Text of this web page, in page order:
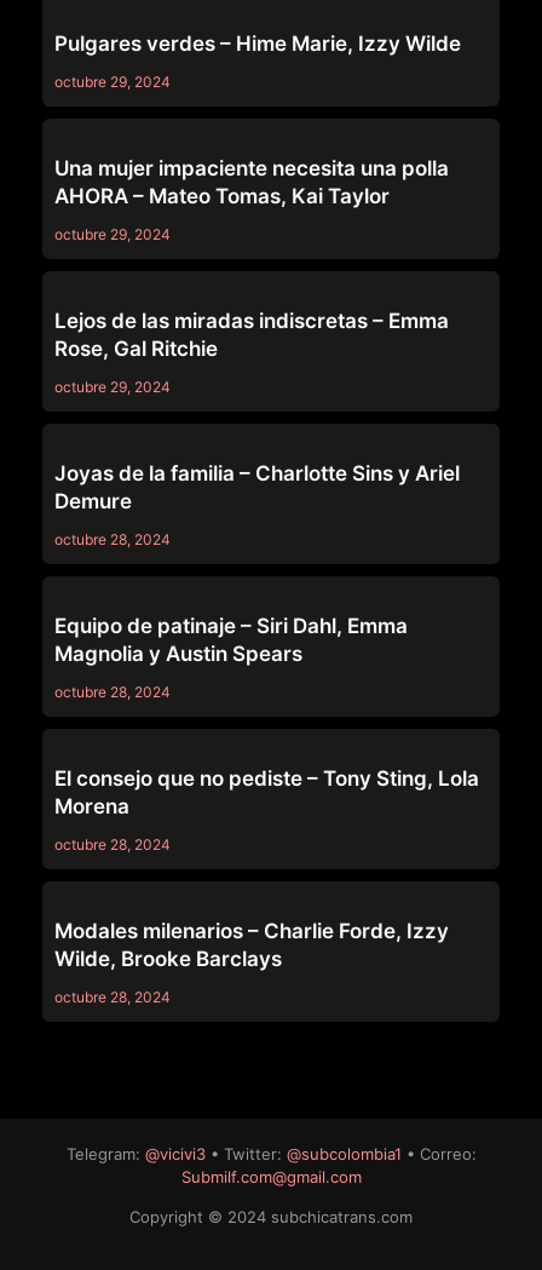
Pulgares verdes – Hime Marie, Izzy Wilde
octubre 29, 2024
Una mujer impaciente necesita una polla
AHORA – Mateo Tomas, Kai Taylor
octubre 29, 2024
Lejos de las miradas indiscretas – Emma
Rose, Gal Ritchie
octubre 29, 2024
Joyas de la familia – Charlotte Sins y Ariel
Demure
octubre 28, 2024
Equipo de patinaje – Siri Dahl, Emma
Magnolia y Austin Spears
octubre 28, 2024
El consejo que no pediste – Tony Sting, Lola
Morena
octubre 28, 2024
Modales milenarios – Charlie Forde, Izzy
Wilde, Brooke Barclays
octubre 28, 2024
Telegram: @vicivi3• Twitter: @subcolombia1 • Correo:
Submilf.com@gmail.com
Copyright © 2024 subchicatrans.com